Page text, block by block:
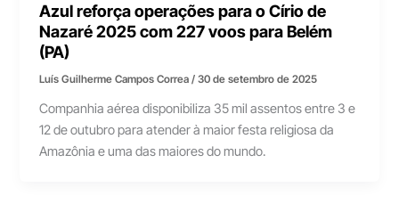
Azul reforça operações para o Círio de
Nazaré 2025 com 227 voos para Belém
(PA)
Luís Guilherme Campos Correa/30 de setembro de 2025
Companhia aérea disponibiliza 35 mil assentos entre 3 e
12 de outubro para atender à maior festa religiosa da
Amazônia e uma das maiores do mundo.